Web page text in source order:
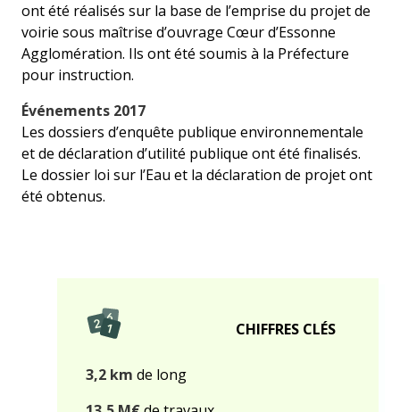
ont été réalisés sur la base de l’emprise du projet de
voirie sous maîtrise d’ouvrage Cœur d’Essonne
Agglomération. Ils ont été soumis à la Préfecture
pour instruction.
Événements 2017
Les dossiers d’enquête publique environnementale
et de déclaration d’utilité publique ont été finalisés.
Le dossier loi sur l’Eau et la déclaration de projet ont
été obtenus.
CHIFFRES CLÉS
3,2 km de long